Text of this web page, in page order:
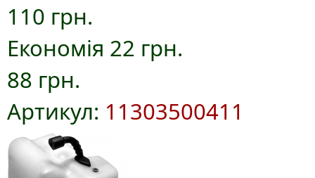
110 грн.
Економія 22 грн.
88 грн.
Артикул: 11303500411